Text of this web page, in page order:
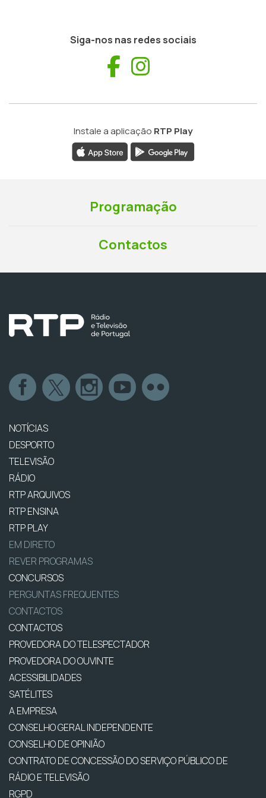
Siga-nos nas redes sociais
Facebook
Instale a aplicação RTP Play
Programação
Contactos
NOTÍCIAS
DESPORTO
TELEVISÃO
RÁDIO
RTP ARQUIVOS
RTP ENSINA
RTP PLAY
EM DIRETO
REVER PROGRAMAS
CONCURSOS
PERGUNTAS FREQUENTES
CONTACTOS
CONTACTOS
PROVEDORA DO TELESPECTADOR
PROVEDORA DO OUVINTE
ACESSIBILIDADES
SATÉLITES
A EMPRESA
CONSELHO GERAL INDEPENDENTE
CONSELHO DE OPINIÃO
CONTRATO DE CONCESSÃO DO SERVIÇO PÚBLICO DE
RÁDIO E TELEVISÃO
RGPD